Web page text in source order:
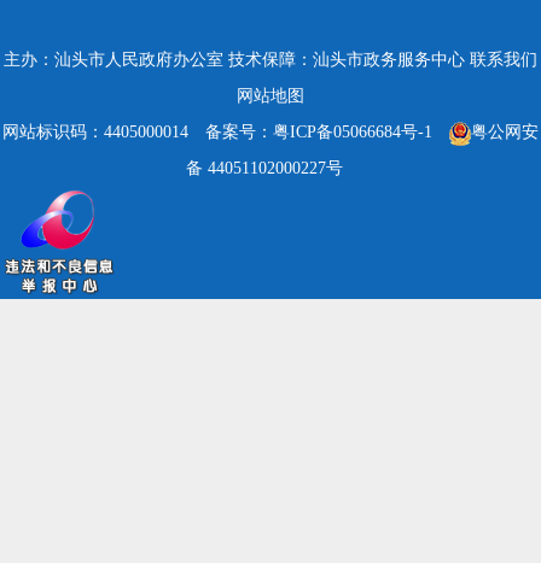
主办：汕头市人民政府办公室 技术保障：汕头市政务服务中心 联系我们
网站地图
网站标识码：4405000014
备案号：粤ICP备05066684号-1
粤公网安
备 44051102000227号